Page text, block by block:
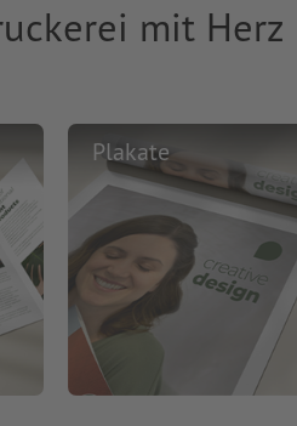
mit Herz
Plakate